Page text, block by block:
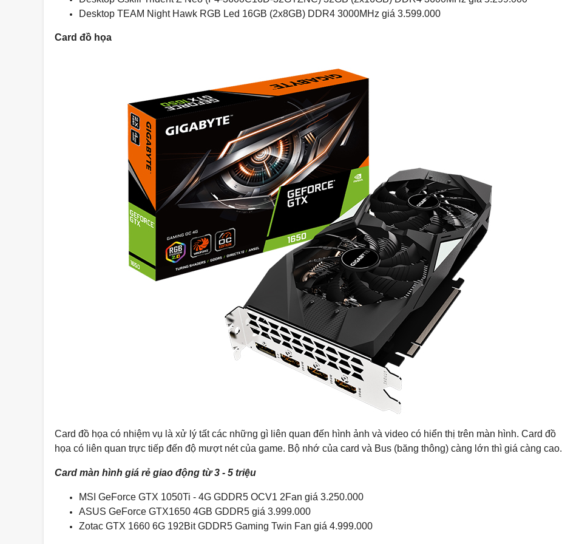
Desktop TEAM Night Hawk RGB Led 16GB (2x8GB) DDR4 3000MHz giá 3.599.000
Card đồ họa
Card đồ họa có nhiệm vụ là xử lý tất các những gì liên quan đến hình ảnh và video có hiển thị trên màn hình. Card đồ
họa có liên quan trực tiếp đến độ mượt nét của game. Bộ nhớ của card và Bus (băng thông) càng lớn thì giá càng cao.
Card màn hình giá rẻ giao động từ 3 - 5 triệu
MSI GeForce GTX 1050Ti - 4G GDDR5 OCV1 2Fan giá 3.250.000
ASUS GeForce GTX1650 4GB GDDR5 giá 3.999.000
Zotac GTX 1660 6G 192Bit GDDR5 Gaming Twin Fan giá 4.999.000